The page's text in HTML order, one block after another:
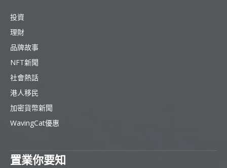
投資
理財
品牌故事
NFT新聞
社會熱話
港人移民
加密貨幣新聞
WavingCat優惠
置業你要知